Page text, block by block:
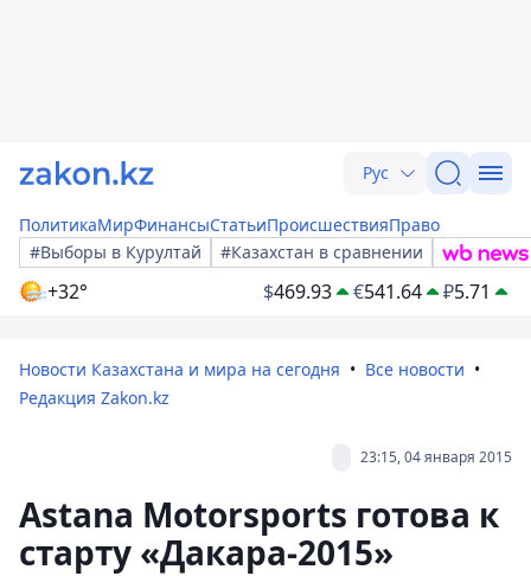
Рус
ПолитикаМирФинансыСтатьиПроисшествияПраво
#Выборы в Курултай
#Казахстан в сравнении
+32° $469.93 €541.64 ₽5.71
Новости Казахстана и мира на сегодня
Все новости
Редакция Zakon.kz
23:15, 04 января 2015
Astana Motorsports готова к
старту «Дакара-2015»